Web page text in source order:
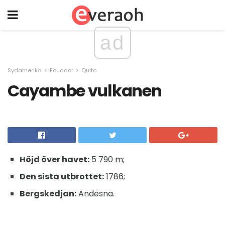
ad
Sydamerika Ecuador Quito
Cayambe vulkanen
Höjd över havet: 5 790 m;
Den sista utbrottet:1786;
Bergskedjan:Andesna.